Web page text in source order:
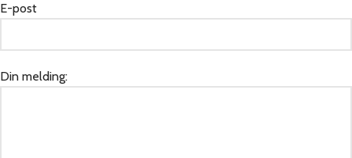
E-post
Din melding: